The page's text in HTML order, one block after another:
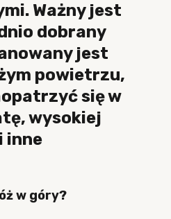
Ważny jest
dobrany
jest
powietrzu,
się w
wysokiej
inne
w góry?